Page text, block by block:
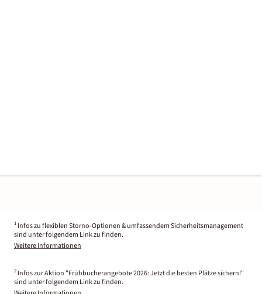
1 Infos zu flexiblen Storno-Optionen & umfassendem Sicherheitsmanagement
sind unter folgendem Link zu finden.
Weitere Informationen
2 Infos zur Aktion "Frühbucherangebote 2026: Jetzt die besten Plätze sichern!"
sind unter folgendem Link zu finden.